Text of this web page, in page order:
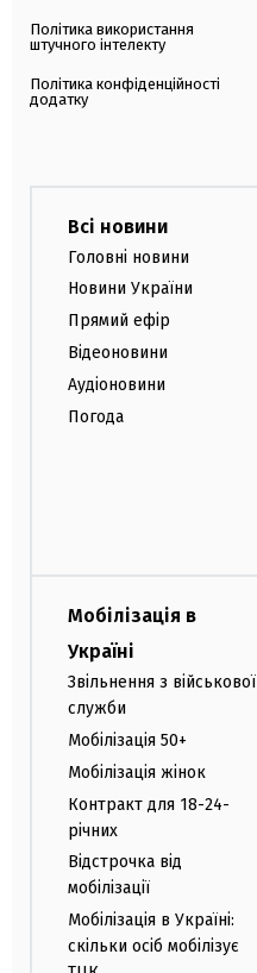
Політика використання
штучного інтелекту
Політика конфіденційності
додатку
Всі новини
Головні новини
Новини України
Прямий ефір
Відеоновини
Аудіоновини
Погода
Мобілізація в
Україні
Звільнення з військової
служби
Мобілізація 50+
Мобілізація жінок
Контракт для 18-24-
річних
Відстрочка від
мобілізації
Мобілізація в Україні:
скільки осіб мобілізує